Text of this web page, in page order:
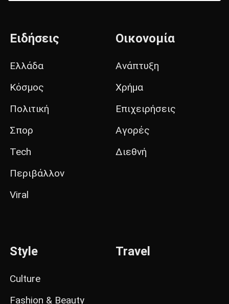
Ειδήσεις
Ελλάδα
Κόσμος
Πολιτική
Σπορ
Tech
Περιβάλλον
Viral
Οικονομία
Ανάπτυξη
Χρήμα
Επιχειρήσεις
Αγορές
Διεθνή
Style
Culture
Fashion & Beauty
Travel